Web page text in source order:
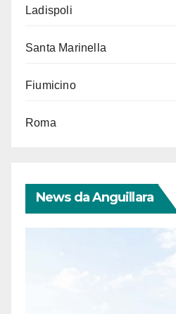
Ladispoli
Santa Marinella
Fiumicino
Roma
News da Anguillara